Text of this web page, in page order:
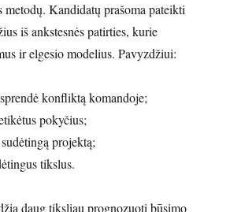
metodų. Kandidatų prašoma pateikti
iš ankstesnės patirties, kurie
ir elgesio modelius. Pavyzdžiui:
konfliktą komandoje;
pokyčius;
projektą;
tikslus.
daug tiksliau prognozuoti būsimo